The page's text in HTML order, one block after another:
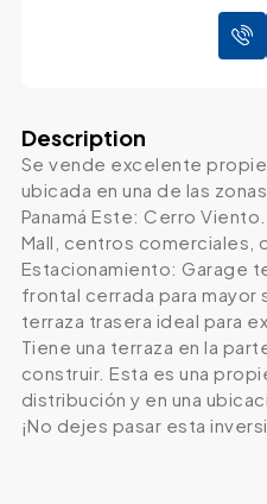
Description
Se vende excelente
ubicada en una de las
Panamá Este: Cerro
Mall, centros comerciales,
Estacionamiento: Garage
frontal cerrada para mayor
terraza trasera ideal para
Tiene una terraza en la
construir. Esta es una
distribución y en una
¡No dejes pasar esta